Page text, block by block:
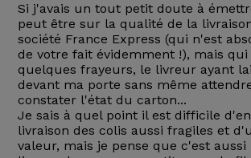
Si j'avais un tout petit doute à
peut être sur la qualité de la
société France Express (qui n'est
de votre fait évidemment !), mais
quelques frayeurs, le livreur ayant
devant ma porte sans même
constater l'état du carton...
Je sais à quel point il est difficile
livraison des colis aussi fragiles et
valeur, mais je pense que c'est aussi